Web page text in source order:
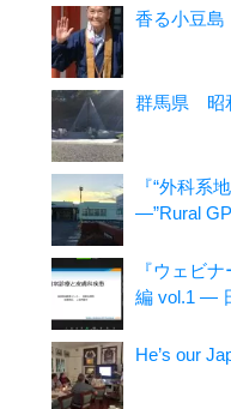
香る小豆島
群馬県 昭
『“外科系
―”Rural
『ウェビ
編 vol.1 ―
He’s our